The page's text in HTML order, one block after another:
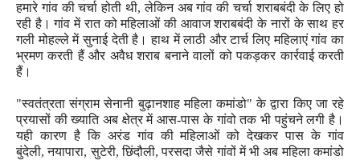
हमारे गांव की चर्चा होती थी,लेकिन अब गांव की चर्चा शराबबंदी के लिए हो
रही है। गांव में रात को महिलाओं की आवाज शराबबंदी के नारों के साथ हर
गली मोहल्ले में सुनाई देती है। हाथ में लाठी और टार्च लिए महिलाएं गांव का
भ्रमण करती हैं और अवैध शराब बनाने वालों को पकड़कर कार्रवाई करती
हैं।
"स्वतंत्रता संग्राम सेनानी बुढ़ानशाह महिला कमांडो" के द्वारा किए जा रहे
प्रयासों की ख्याति अब क्षेत्र में आस-पास के गांवो तक भी पहुंचने लगी है।
यही कारण है कि अरंड गांव की महिलाओं को देखकर पास के गांव
बुंदेली,नयापारा,सुटेरी,छिंदौली,परसदा जैसे गांवों में भी अब महिला कमांडो